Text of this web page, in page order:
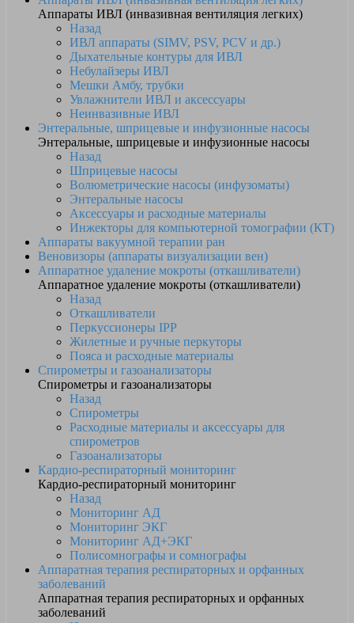
Аппараты ИВЛ (инвазивная вентиляция легких)
Назад
ИВЛ аппараты (SIMV, PSV, PCV и др.)
Дыхательные контуры для ИВЛ
Небулайзеры ИВЛ
Мешки Амбу, трубки
Увлажнители ИВЛ и аксессуары
Неинвазивные ИВЛ
Энтеральные, шприцевые и инфузионные насосы
Энтеральные, шприцевые и инфузионные насосы
Назад
Шприцевые насосы
Волюметрические насосы (инфузоматы)
Энтеральные насосы
Аксессуары и расходные материалы
Инжекторы для компьютерной томографии (КТ)
Аппараты вакуумной терапии ран
Веновизоры (аппараты визуализации вен)
Аппаратное удаление мокроты (откашливатели)
Аппаратное удаление мокроты (откашливатели)
Назад
Откашливатели
Перкуссионеры IPP
Жилетные и ручные перкуторы
Пояса и расходные материалы
Спирометры и газоанализаторы
Спирометры и газоанализаторы
Назад
Спирометры
Расходные материалы и аксессуары для
спирометров
Газоанализаторы
Кардио-респираторный мониторинг
Кардио-респираторный мониторинг
Назад
Мониторинг АД
Мониторинг ЭКГ
Мониторинг АД+ЭКГ
Полисомнографы и сомнографы
Аппаратная терапия респираторных и орфанных
заболеваний
Аппаратная терапия респираторных и орфанных
заболеваний